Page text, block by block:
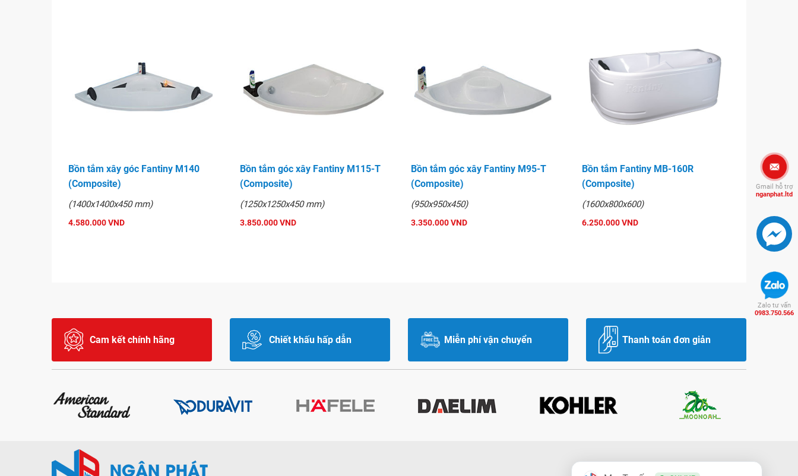
Bồn tắm xây góc Fantiny M140
(Composite)
(1400x1400x450 mm)
4.580.000 VND
Bồn tắm góc xây Fantiny M115-T
(Composite)
(1250x1250x450 mm)
3.850.000 VND
Bồn tắm góc xây Fantiny M95-T
(Composite)
(950x950x450)
3.350.000 VND
Bồn tắm Fantiny MB-160R
(Composite)
(1600x800x600)
6.250.000 VND
Cam kết chính hãng Chiết khấu hấp dẫn Miễn phí vận chuyển Thanh toán đơn giản
Gmail hỗ trợ
nganphat.ltd
Zalo tư vấn
0983.750.566